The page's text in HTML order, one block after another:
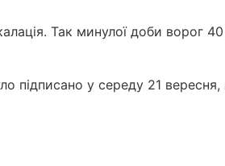
Так минулої доби ворог
підписано у середу 21